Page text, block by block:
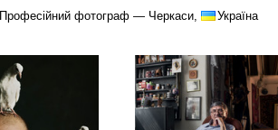
Професійний фотограф — Черкаси, Україна